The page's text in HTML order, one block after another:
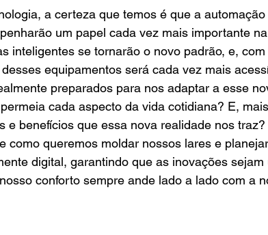
a certeza que temos é que a
um papel cada vez mais importante na
inteligentes se tornarão o novo padrão, e,
equipamentos será cada vez mais
preparados para nos adaptar a esse
cada aspecto da vida cotidiana? E,
e benefícios que essa nova realidade nos
como queremos moldar nossos lares e
digital, garantindo que as inovações sejam
conforto sempre ande lado a lado com a